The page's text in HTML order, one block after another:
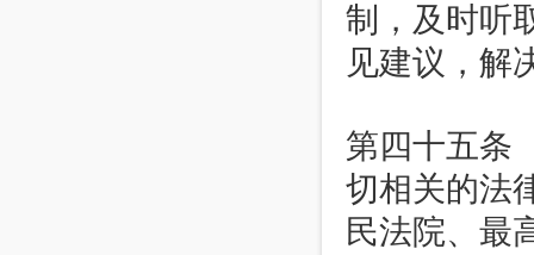
制，及时听
见建议，解
第四十五条
切相关的法
民法院、最